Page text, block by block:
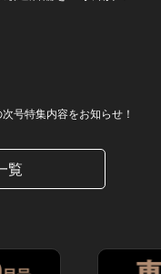
号特集内容をお知らせ！
覧